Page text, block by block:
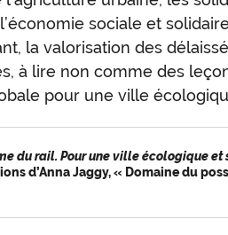
sociale et
la valorisation des
à lire non comme des
pour une ville
du rail. Pour une ville écologique
d’Anna Jaggy, « Domaine du